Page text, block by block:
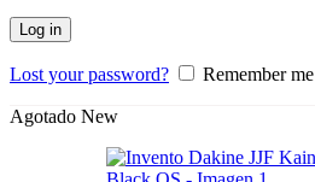
Log in
Lost your password? Remember me
Agotado New